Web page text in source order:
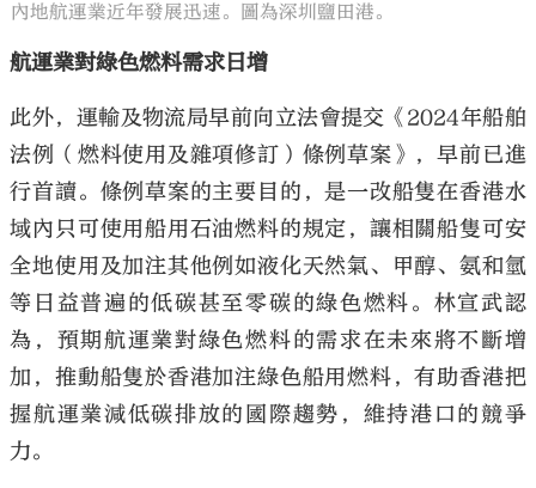
內地航運業近年發展迅速。圖為深圳鹽田港。
航運業對綠色燃料需求日增
此外，運輸及物流局早前向立法會提交《2024年船舶
法例（燃料使用及雜項修訂）條例草案》，早前已進
行首讀。條例草案的主要目的，是一改船隻在香港水
域內只可使用船用石油燃料的規定，讓相關船隻可安
全地使用及加注其他例如液化天然氣、甲醇、氨和氫
等日益普遍的低碳甚至零碳的綠色燃料。林宣武認
為，預期航運業對綠色燃料的需求在未來將不斷增
加，推動船隻於香港加注綠色船用燃料，有助香港把
握航運業減低碳排放的國際趨勢，維持港口的競爭
力。